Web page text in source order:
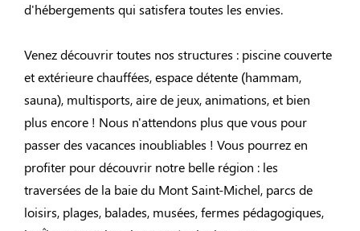
d'hébergements qui satisfera toutes les envies.
Venez découvrir toutes nos structures : piscine couverte
et extérieure chauffées, espace détente (hammam,
sauna), multisports, aire de jeux, animations, et bien
plus encore ! Nous n'attendons plus que vous pour
passer des vacances inoubliables ! Vous pourrez en
profiter pour découvrir notre belle région : les
traversées de la baie du Mont Saint-Michel, parcs de
loisirs, plages, balades, musées, fermes pédagogiques,